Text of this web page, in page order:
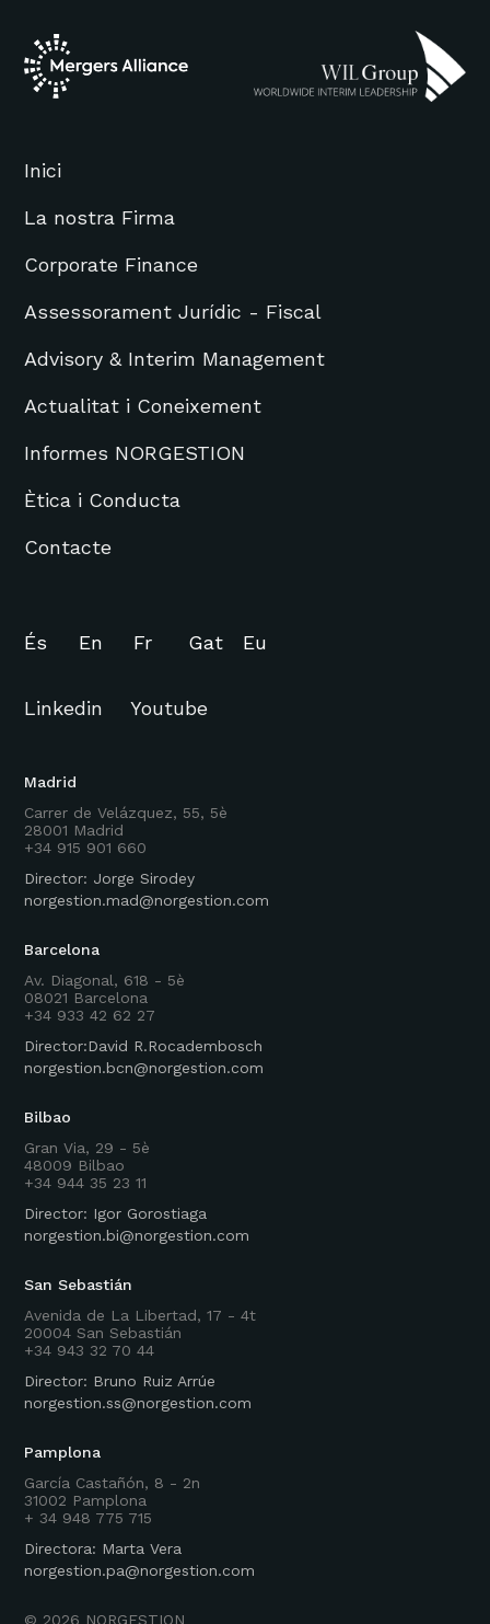
Inici
La nostra Firma
Corporate Finance
Assessorament Jurídic - Fiscal
Advisory & Interim Management
Actualitat i Coneixement
Informes NORGESTION
Ètica i Conducta
Contacte
Madrid
Carrer de Velázquez, 55, 5è
28001 Madrid
+34 915 901 660
Director: Jorge Sirodey
norgestion.mad@norgestion.com
Barcelona
Av. Diagonal, 618 - 5è
08021 Barcelona
+34 933 42 62 27
Director:David R.Rocadembosch
norgestion.bcn@norgestion.com
Bilbao
Gran Via, 29 - 5è
48009 Bilbao
+34 944 35 23 11
Director: Igor Gorostiaga
norgestion.bi@norgestion.com
San Sebastián
Avenida de La Libertad, 17 - 4t
20004 San Sebastián
+34 943 32 70 44
Director: Bruno Ruiz Arrúe
norgestion.ss@norgestion.com
Pamplona
García Castañón, 8 - 2n
31002 Pamplona
+ 34 948 775 715
Directora: Marta Vera
norgestion.pa@norgestion.com
És En Fr Gat Eu
Linkedin Youtube
© 2026 NORGESTION